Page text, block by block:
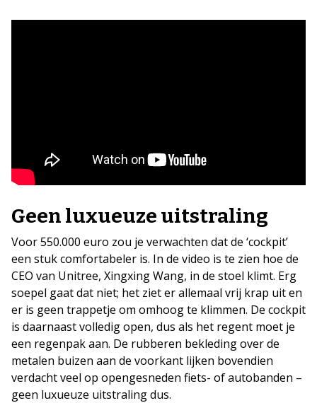
Geen luxueuze uitstraling
Voor 550.000 euro zou je verwachten dat de ‘cockpit’
een stuk comfortabeler is. In de video is te zien hoe de
CEO van Unitree, Xingxing Wang, in de stoel klimt. Erg
soepel gaat dat niet; het ziet er allemaal vrij krap uit en
er is geen trappetje om omhoog te klimmen. De cockpit
is daarnaast volledig open, dus als het regent moet je
een regenpak aan. De rubberen bekleding over de
metalen buizen aan de voorkant lijken bovendien
verdacht veel op opengesneden fiets- of autobanden –
geen luxueuze uitstraling dus.